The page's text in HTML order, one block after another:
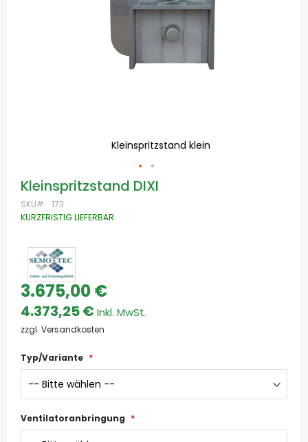
Kleinspritzstand klein
Zum
Anfang
der
Bildgalerie
Kleinspritzstand DIXI
SKU
173.
KURZFRISTIG LIEFERBAR
4.373,25 €
3.675,00 €
zzgl. Versandkosten
Typ/Variante
Ventilatoranbringung